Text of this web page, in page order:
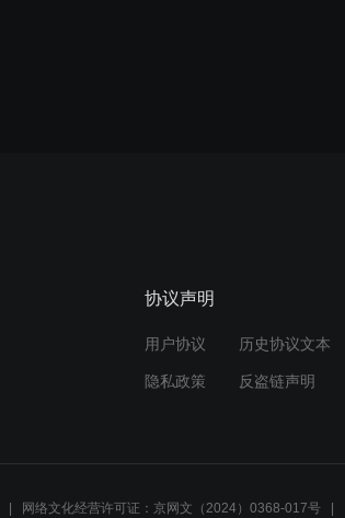
协议声明
用户协议 历史协议文本
隐私政策 反盗链声明
网络文化经营许可证：京网文（2024）0368-017号